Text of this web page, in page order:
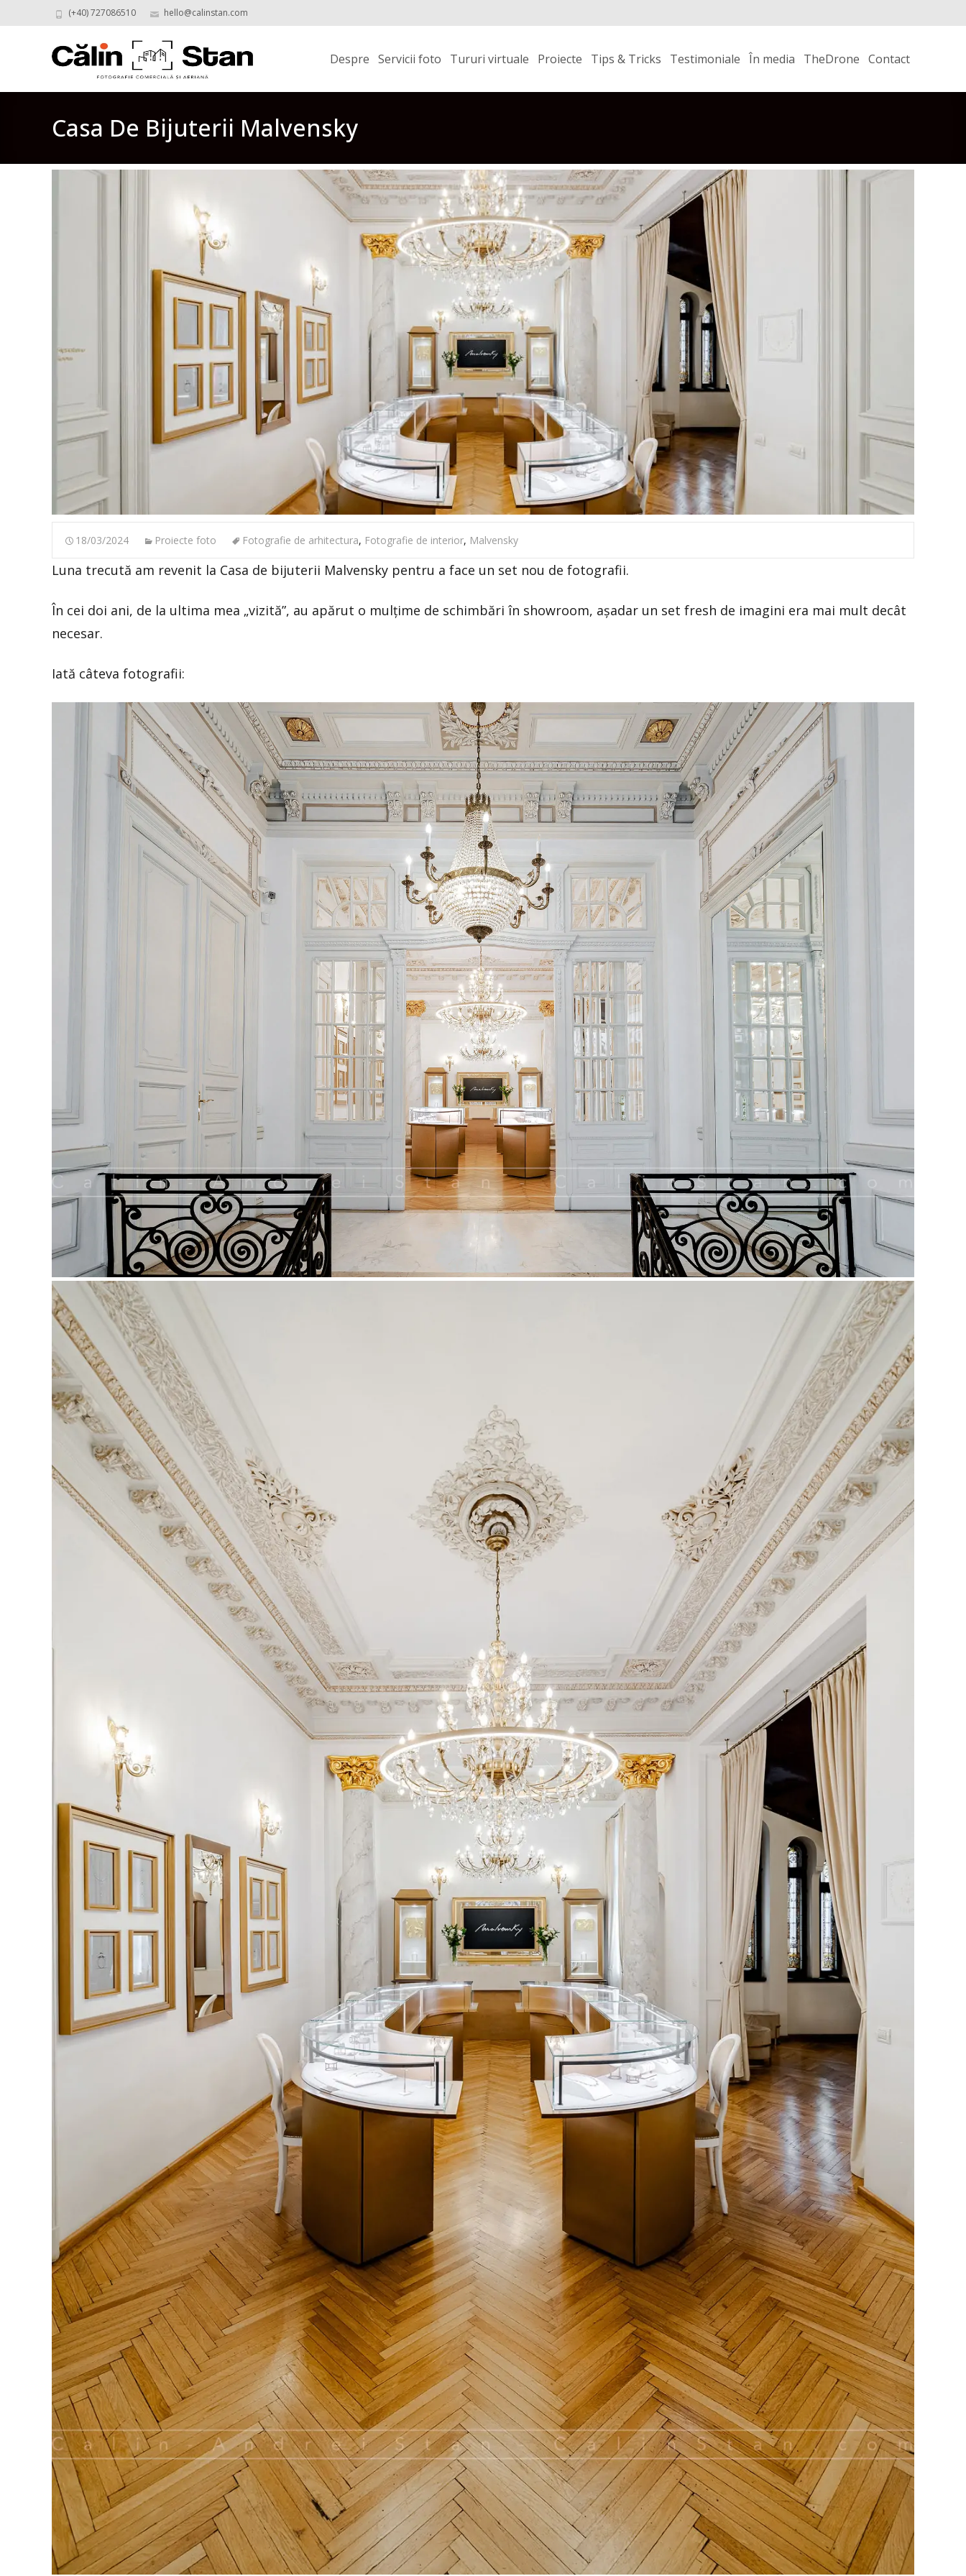
(+40) 727086510 hello@calinstan.com
to
Despre Servicii foto Tururi virtuale Proiecte Tips & Tricks Testimoniale În media TheDrone Contact
Casa De Bijuterii Malvensky
18/03/2024 Proiecte foto Fotografie de arhitectura, Fotografie de interior, Malvensky
Luna trecută am revenit la Casa de bijuterii Malvensky pentru a face un set nou de fotografii.
În cei doi ani, de la ultima mea „vizită”, au apărut o mulțime de schimbări în showroom, așadar un set fresh de imagini era mai mult decât
necesar.
Iată câteva fotografii: